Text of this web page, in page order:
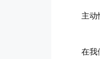
主动
在我